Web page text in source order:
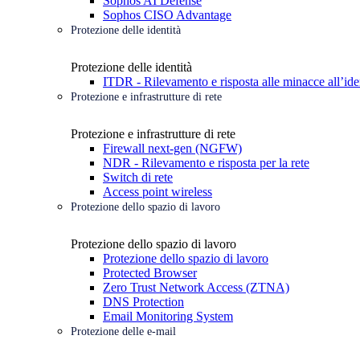
Sophos CISO Advantage
Protezione delle identità
Protezione delle identità
ITDR - Rilevamento e risposta alle minacce
Protezione e infrastrutture di rete
Protezione e infrastrutture di rete
Firewall next-gen (NGFW)
NDR - Rilevamento e risposta per la rete
Switch di rete
Access point wireless
Protezione dello spazio di lavoro
Protezione dello spazio di lavoro
Protezione dello spazio di lavoro
Protected Browser
Zero Trust Network Access (ZTNA)
DNS Protection
Email Monitoring System
Protezione delle e-mail